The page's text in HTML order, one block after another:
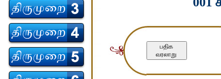
பதிக
வரலாறு